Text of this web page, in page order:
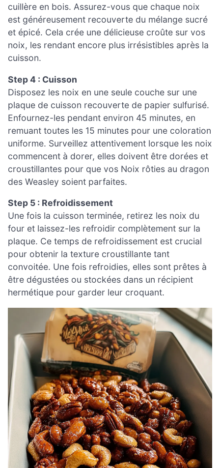
cuillère en bois. Assurez-vous que chaque noix
est généreusement recouverte du mélange sucré
et épicé. Cela crée une délicieuse croûte sur vos
noix, les rendant encore plus irrésistibles après la
cuisson.
Step 4 : Cuisson
Disposez les noix en une seule couche sur une
plaque de cuisson recouverte de papier sulfurisé.
Enfournez-les pendant environ 45 minutes, en
remuant toutes les 15 minutes pour une coloration
uniforme. Surveillez attentivement lorsque les noix
commencent à dorer, elles doivent être dorées et
croustillantes pour que vos Noix rôties au dragon
des Weasley soient parfaites.
Step 5 : Refroidissement
Une fois la cuisson terminée, retirez les noix du
four et laissez-les refroidir complètement sur la
plaque. Ce temps de refroidissement est crucial
pour obtenir la texture croustillante tant
convoitée. Une fois refroidies, elles sont prêtes à
être dégustées ou stockées dans un récipient
hermétique pour garder leur croquant.